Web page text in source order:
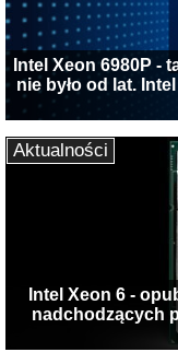
Intel Xeon 6980P -
nie było od lat.
Intel Xeon 6 -
nadchodzących
Aktualności